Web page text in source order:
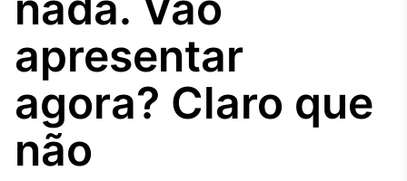
Tudo sobre o
agronegócio
apresentar
agora? Claro que
não